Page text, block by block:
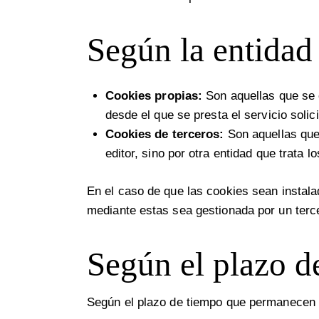
Según la
Cookies propias: Son aquellas que
desde el que se presta el servicio
Cookies de terceros: Son aquellas
editor, sino por otra entidad que trata
En el caso de que las cookies sean
mediante estas sea gestionada por un
Según el plazo
Según el plazo de tiempo que